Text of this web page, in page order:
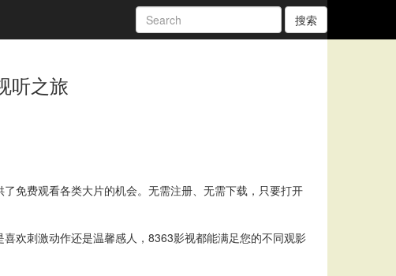
搜索
听之旅
免费观看各类大片的机会。无需注册、无需下载，只要打开
欢刺激动作还是温馨感人，8363影视都能满足您的不同观影